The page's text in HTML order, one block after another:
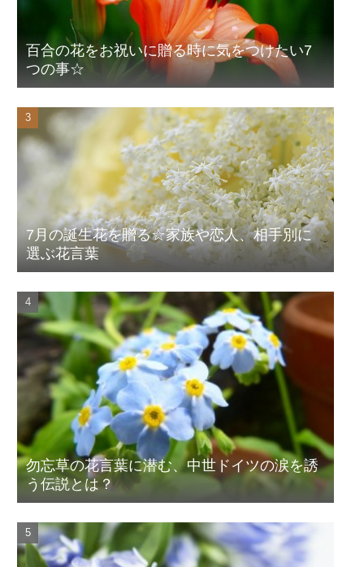
百合の花をお祝いに贈る時に気をつけたい7
つの事☆
7月の誕生花を贈る☆家族や恋人、相手別に
選ぶ花言葉
勿忘草の花言葉に潜む、中世ドイツの涙を誘
う伝説とは？